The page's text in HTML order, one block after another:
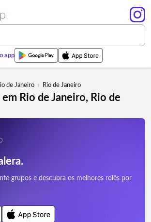
app
de Janeiro › Rio de Janeiro
Rio de Janeiro, Rio de
grupos e descubra os melhores rolês por